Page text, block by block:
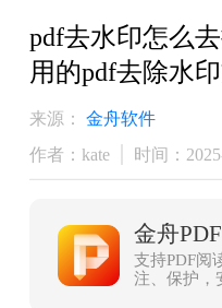
pdf去水印怎么
用的pdf去除水
来源：
金舟软件
作者：kate
时间：
金舟
支持PDF阅
注、保护，